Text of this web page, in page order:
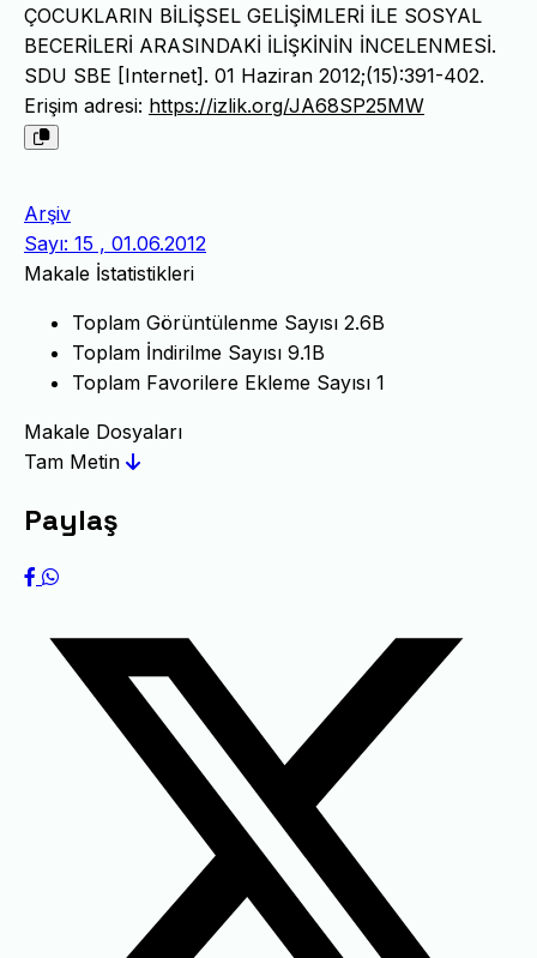
ÇOCUKLARIN BİLİŞSEL GELİŞİMLERİ İLE SOSYAL
BECERİLERİ ARASINDAKİ İLİŞKİNİN İNCELENMESİ.
SDU SBE [Internet]. 01 Haziran 2012;(15):391-402.
Erişim adresi: https://izlik.org/JA68SP25MW
Arşiv
Sayı: 15 , 01.06.2012
Makale İstatistikleri
Toplam Görüntülenme Sayısı 2.6B
Toplam İndirilme Sayısı 9.1B
Toplam Favorilere Ekleme Sayısı 1
Makale Dosyaları
Tam Metin
Paylaş